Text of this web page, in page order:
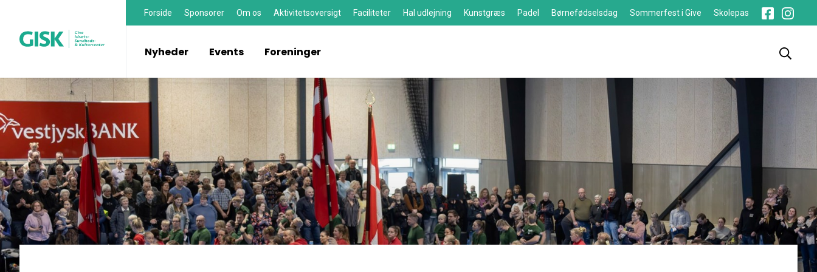
Forside Sponsorer Om os Aktivitetsoversigt Faciliteter Hal udlejning Kunstgræs Padel Børnefødselsdag Sommerfest i Give Skolepas
Nyheder Events Foreninger